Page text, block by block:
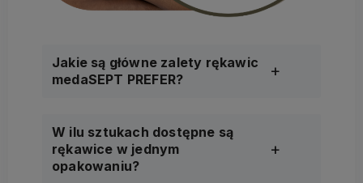
Jakie są główne zalety rękawic
medaSEPT PREFER?
W ilu sztukach dostępne są
rękawice w jednym
opakowaniu?